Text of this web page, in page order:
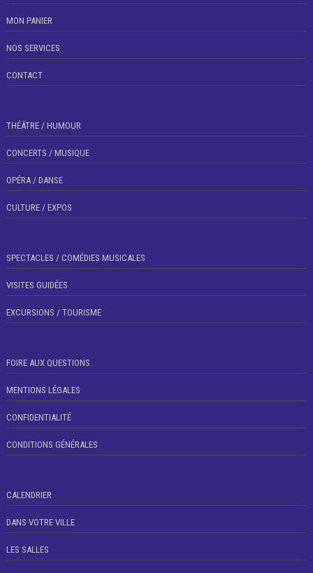
MON PANIER
NOS SERVICES
CONTACT
THÉÂTRE / HUMOUR
CONCERTS / MUSIQUE
OPÉRA / DANSE
CULTURE / EXPOS
SPECTACLES / COMÉDIES MUSICALES
VISITES GUIDÉES
EXCURSIONS / TOURISME
FOIRE AUX QUESTIONS
MENTIONS LÉGALES
CONFIDENTIALITÉ
CONDITIONS GÉNÉRALES
CALENDRIER
DANS VOTRE VILLE
LES SALLES